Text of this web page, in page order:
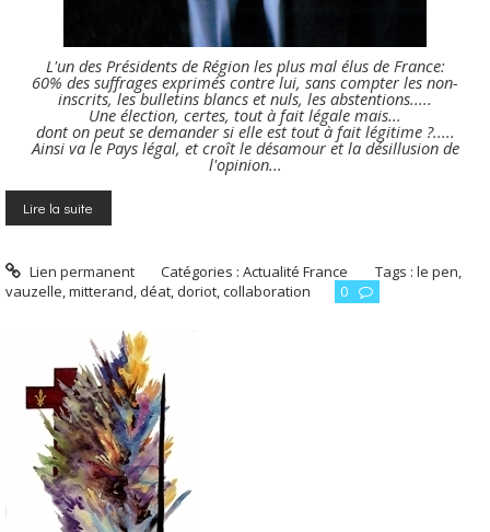
L'un des Présidents de Région les plus mal élus de France:
60% des suffrages exprimés contre lui, sans compter les non-
inscrits, les bulletins blancs et nuls, les abstentions.....
Une élection, certes, tout à fait légale mais...
dont on peut se demander si elle est tout à fait légitime ?.....
Ainsi va le Pays légal, et croît le désamour et la désillusion de
l'opinion...
Lire la suite
Lien permanent Catégories :Actualité France Tags :le pen,
vauzelle,mitterand, déat, doriot,collaboration 0